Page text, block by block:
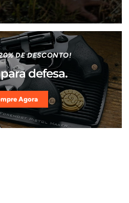
DE DESCONTO!
defesa.
Agora